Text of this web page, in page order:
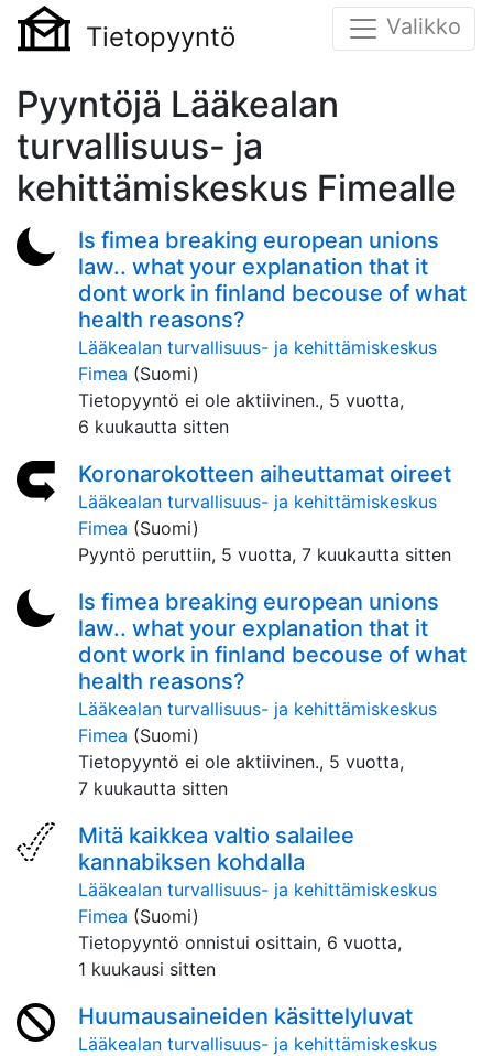
Tietopyyntö Valikko
Pyyntöjä Lääkealan
turvallisuus- ja
kehittämiskeskus Fimealle
Is fimea breaking european unions
law.. what your explanation that it
dont work in finland becouse of what
health reasons?
Lääkealan turvallisuus- ja kehittämiskeskus
Fimea (Suomi)
Tietopyyntö ei ole aktiivinen., 5 vuotta,
6 kuukautta sitten
Koronarokotteen aiheuttamat oireet
Lääkealan turvallisuus- ja kehittämiskeskus
Fimea (Suomi)
Pyyntö peruttiin, 5 vuotta, 7 kuukautta sitten
Is fimea breaking european unions
law.. what your explanation that it
dont work in finland becouse of what
health reasons?
Lääkealan turvallisuus- ja kehittämiskeskus
Fimea (Suomi)
Tietopyyntö ei ole aktiivinen., 5 vuotta,
7 kuukautta sitten
Mitä kaikkea valtio salailee
kannabiksen kohdalla
Lääkealan turvallisuus- ja kehittämiskeskus
Fimea (Suomi)
Tietopyyntö onnistui osittain, 6 vuotta,
1 kuukausi sitten
Huumausaineiden käsittelyluvat
Lääkealan turvallisuus- ja kehittämiskeskus